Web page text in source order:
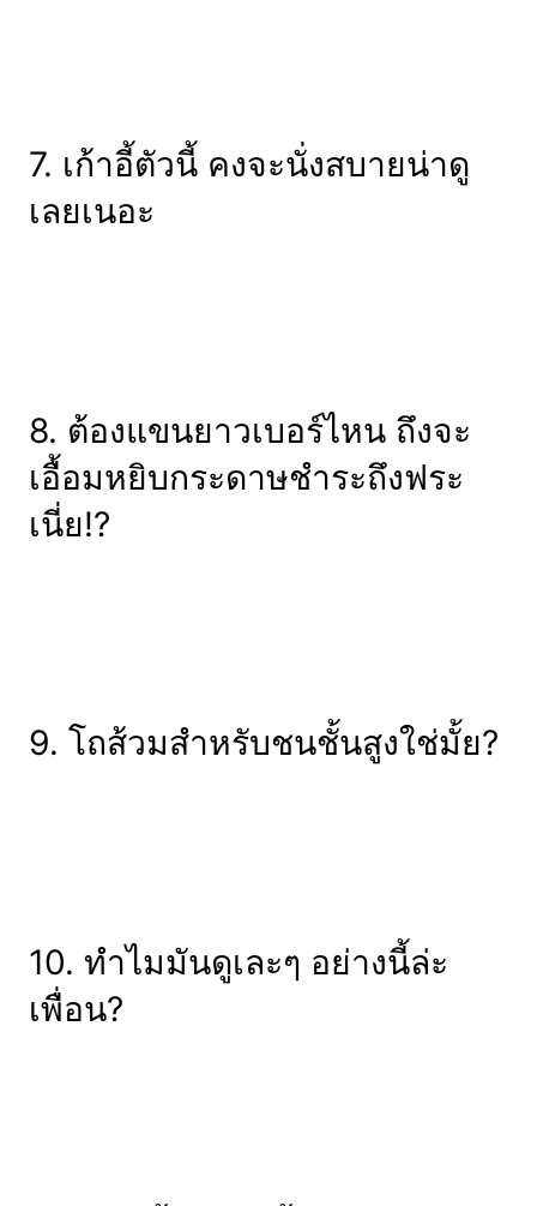
7. เก้าอี้ตัวนี้ คงจะนั่งสบายน่าดู
เลยเนอะ
8. ต้องแขนยาวเบอร์ไหน ถึงจะ
เอื้อมหยิบกระดาษชำระถึงฟระ
เนี่ย!?
9. โถส้วมสำหรับชนชั้นสูงใช่มั้ย?
10. ทำไมมันดูเละๆ อย่างนี้ล่ะ
เพื่อน?